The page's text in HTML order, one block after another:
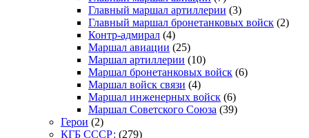
Главный маршал артиллерии (3)
Главный маршал бронетанковых войск (2)
Контр-адмирал (4)
Маршал авиации (25)
Маршал артиллерии (10)
Маршал бронетанковых войск (6)
Маршал войск связи (4)
Маршал инженерных войск (6)
Маршал Советского Союза (39)
Герои (2)
КГБ СССР: (279)